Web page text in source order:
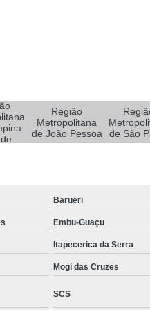
para Pé Diabético
Tratamento com Oxigênio
Tratamento de Feridas
em Sorocaba
Cicatrização de Feridas
Claudicação Intermitente
Região
Metropolitana
de João Pessoa
de São
Barueri
Embu-Guaçu
Itapecerica da Serra
Mogi das Cruzes
SCS